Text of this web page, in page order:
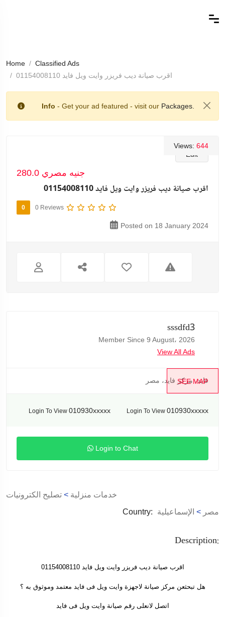
Home
Classified Ads
اقرب صيانة ديب فريزر وايت ويل فايد 01154008110
Info - Get your ad featured - visit our Packages.
Edit
Views: 644
280.0 جنيه مصري
اقرب صيانة ديب فريزر وايت ويل فايد 01154008110
0 0 Reviews
Posted on 18 January 2024
sssdfd3
Member Since 9 August، 2026
View All Ads
SEE MAP
فايد، مركز فايد، مصر
Login To View 010930xxxxx Login To View 010930xxxxx
Login to Chat
خدمات منزلية > تصليح الكترونيات
Country:
مصر > الإسماعيلية
Description:
اقرب صيانة ديب فريزر وايت ويل فايد 01154008110
هل تبحثعن مركز صيانة لاجهزة وايت ويل فى فايد معتمد وموثوق به ؟
اتصل لانعلى رقم صيانة وايت ويل فى فايد